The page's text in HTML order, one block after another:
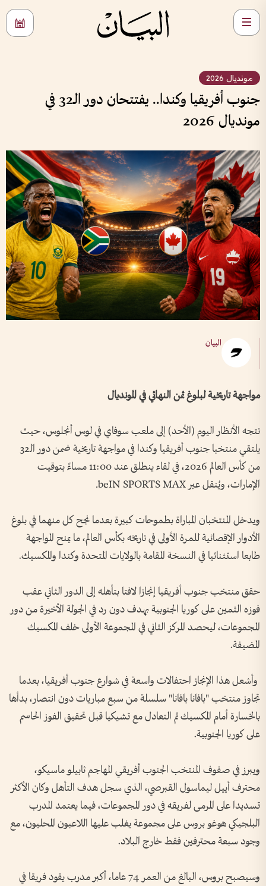
مونديال 2026
جنوب أفريقيا وكندا.. يفتتحان دور الـ32 في
مونديال 2026
البيان
مواجهة تاريخية لبلوغ ثمن النهائي في المونديال
تتجه الأنظار اليوم (الأحد) إلى ملعب سوفاي في لوس أنجلوس، حيث
يلتقي منتخبا جنوب أفريقيا وكندا في مواجهة تاريخية ضمن دور الـ32
من كأس العالم 2026، في لقاء ينطلق عند 11:00 مساءً بتوقيت
الإمارات، ويُنقل عبر beIN SPORTS MAX.
ويدخل المنتخبان المباراة بطموحات كبيرة بعدما نجح كل منهما في بلوغ
الأدوار الإقصائية للمرة الأولى في تاريخه بكأس العالم، ما يمنح المواجهة
طابعا استثنائيا في النسخة المقامة بالولايات المتحدة وكندا والمكسيك.
حقق منتخب جنوب أفريقيا إنجازا لافتا بتأهله إلى الدور الثاني عقب
فوزه الثمين على كوريا الجنوبية بهدف دون رد في الجولة الأخيرة من دور
المجموعات، ليحصد المركز الثاني في المجموعة الأولى خلف المكسيك
المضيفة.
وأشعل هذا الإنجاز احتفالات واسعة في شوارع جنوب أفريقيا، بعدما
تجاوز منتخب "بافانا بافانا" سلسلة من سبع مباريات دون انتصار، بدأها
بالخسارة أمام المكسيك ثم التعادل مع تشيكيا قبل تحقيق الفوز الحاسم
على كوريا الجنوبية.
ويبرز في صفوف المنتخب الجنوب أفريقي المهاجم ثابيلو ماسيكو،
محترف أييل ليماسول القبرصي، الذي سجل هدف التأهل وكان الأكثر
تسديدا على المرمى لفريقه في دور المجموعات، فيما يعتمد المدرب
البلجيكي هوغو بروس على مجموعة يغلب عليها اللاعبون المحليون، مع
وجود سبعة محترفين فقط خارج البلاد.
وسيصبح بروس، البالغ من العمر 74 عاما، أكبر مدرب يقود فريقا في